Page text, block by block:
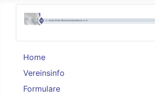
Home
Vereinsinfo
Formulare